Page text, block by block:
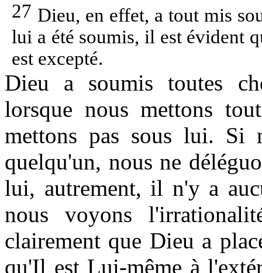
27 Dieu, en effet, a tout mis
lui a été soumis, il est évident
est excepté.
Dieu a soumis toutes
lorsque nous mettons
mettons pas sous lui. Si
quelqu'un, nous ne
lui, autrement, il n'y a
nous voyons
clairement que Dieu a
qu'Il est Lui-même à